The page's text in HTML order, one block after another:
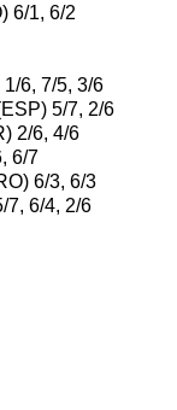
6/1, 6/2
6, 7/5, 3/6
5/7, 2/6
2/6, 4/6
6/7
6/3, 6/3
7, 6/4, 2/6